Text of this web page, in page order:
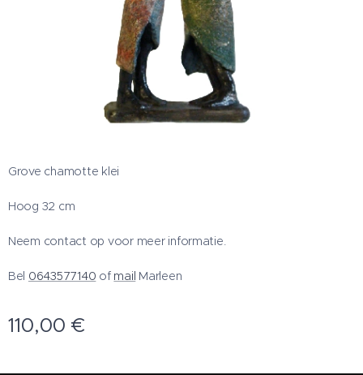
Grove chamotte klei
Hoog 32 cm
Neem contact op voor meer informatie.
Bel 0643577140 of mail Marleen
110,00 €